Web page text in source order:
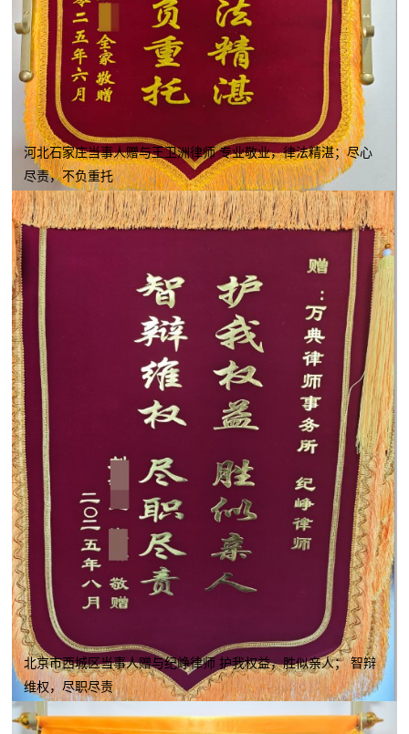
河北石家庄当事人赠与王卫洲律师 专业敬业，律法精湛；尽心
尽责，不负重托
北京市西城区当事人赠与纪峥律师 护我权益，胜似亲人； 智辩
维权，尽职尽责